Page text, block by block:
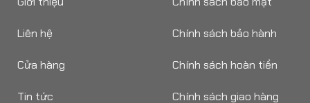
Liên hệ
Cửa hàng
Tin tức
Chính sách bảo hành
Chính sách hoàn tiền
Chính sách giao hàng